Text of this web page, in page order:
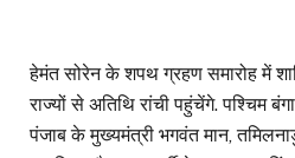
हेमंत सोरेन के शपथ ग्रहण समारोह में
राज्यों से अतिथि रांची पहुंचेंगे. पश्चिम
पंजाब के मुख्यमंत्री भगवंत मान,